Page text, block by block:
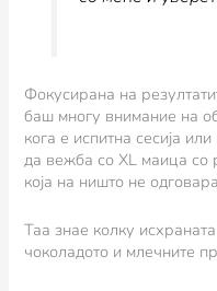
Фокусирана на
баш многу внимание на
кога е испитна сесија
да вежба со XL маица со
која на ништо не
Таа знае колку
чоколадото и млечните